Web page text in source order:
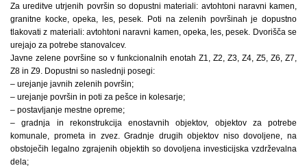
Za ureditve utrjenih površin so dopustni materiali: avtohtoni naravni kamen,
granitne kocke, opeka, les, pesek. Poti na zelenih površinah je dopustno
tlakovati z materiali: avtohtoni naravni kamen, opeka, les, pesek. Dvorišča se
urejajo za potrebe stanovalcev.
Javne zelene površine so v funkcionalnih enotah Z1, Z2, Z3, Z4, Z5, Z6, Z7,
Z8 in Z9. Dopustni so naslednji posegi:
– urejanje javnih zelenih površin;
– urejanje površin in poti za pešce in kolesarje;
– postavljanje mestne opreme;
– gradnja in rekonstrukcija enostavnih objektov, objektov za potrebe
komunale, prometa in zvez. Gradnje drugih objektov niso dovoljene, na
obstoječih legalno zgrajenih objektih so dovoljena investicijska vzdrževalna
dela;